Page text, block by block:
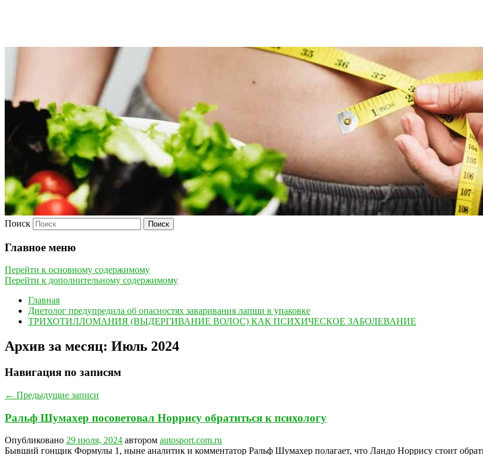
Поиск
Главное меню
Перейти к основному содержимому
Перейти к дополнительному содержимому
Главная
Диетолог предупредила об опасностях заваривания лапши в упаковке
ТРИХОТИЛЛОМАНИЯ (ВЫДЕРГИВАНИЕ ВОЛОС) КАК ПСИХИЧЕСКОЕ ЗАБОЛЕВАНИЕ
Архив за месяц: Июль 2024
Навигация по записям
← Предыдущие записи
Ральф Шумахер посоветовал Норрису обратиться к психологу
Опубликовано 29 июля, 2024 автором autosport.com.ru
Бывший гонщик Формулы 1, ныне аналитик и комментатор Ральф Шумахер полагает, что Ландо Норрису стоит